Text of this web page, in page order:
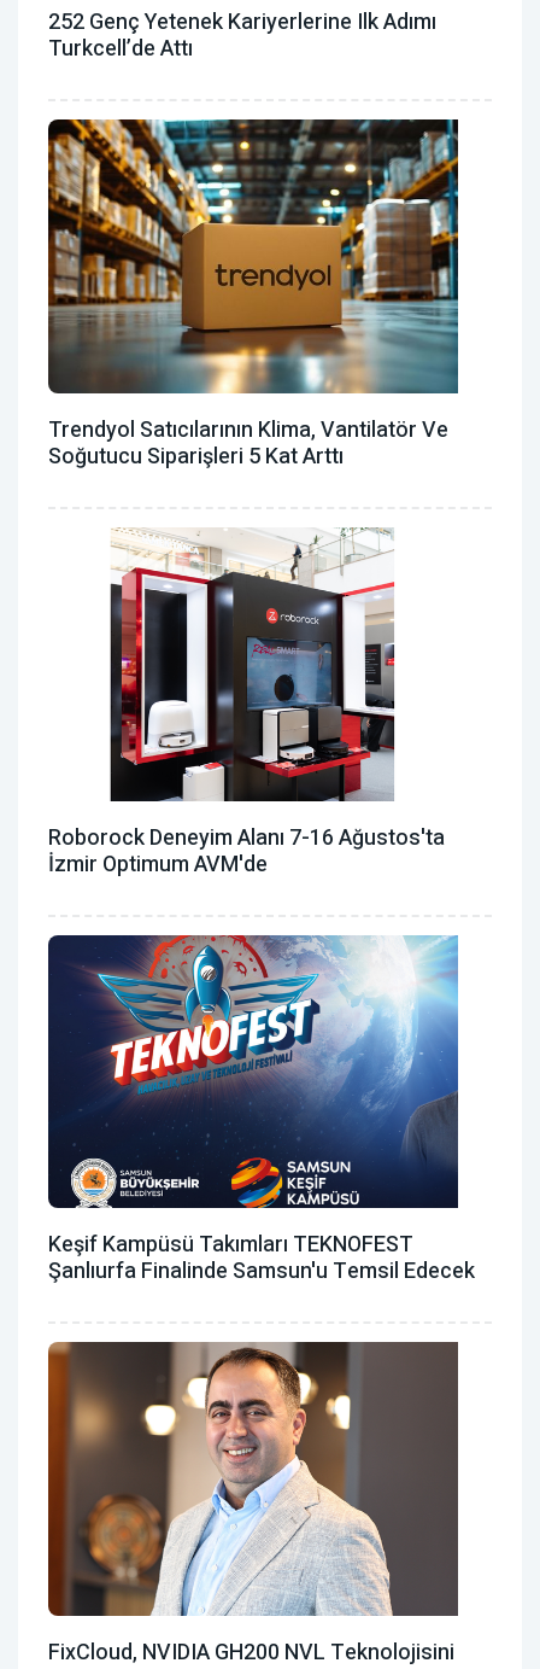
252 Genç Yetenek Kariyerlerine Ilk Adımı
Turkcell’de Attı
Trendyol Satıcılarının Klima, Vantilatör ‎ve
Soğutucu Siparişleri 5 Kat Arttı
Roborock Deneyim Alanı 7-16 Ağustos'ta
İzmir Optimum AVM'de
Keşif Kampüsü Takımları TEKNOFEST
Şanlıurfa Finalinde Samsun'u Temsil Edecek
FixCloud, NVIDIA GH200 NVL Teknolojisini